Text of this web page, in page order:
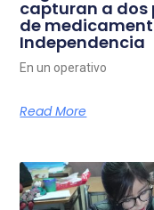
capturan a dos
de
Independencia
En un operativo
Read More